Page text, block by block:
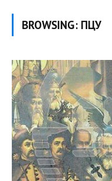
BROWSING: ПЦУ